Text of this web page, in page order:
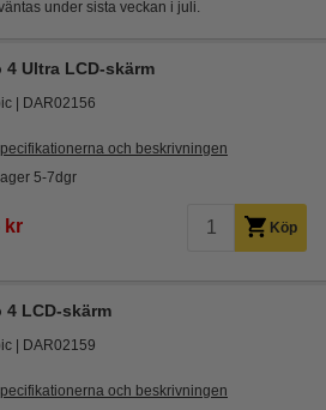
under sista veckan i juli.
Ultra LCD-skärm
DAR02156
och beskrivningen
5-7dgr
kr Köp
LCD-skärm
DAR02159
och beskrivningen